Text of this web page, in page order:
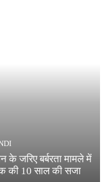
के जरिए बर्बरता मामले में
की 10 साल की सजा